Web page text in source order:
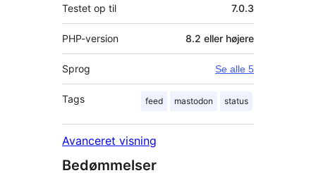
Testet op til 7.0.3
PHP-version 8.2 eller højere
Sprog Se alle 5
Tags feed mastodon status
Avanceret visning
Bedømmelser